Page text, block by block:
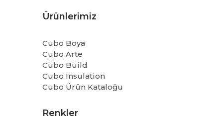
Ürünlerimiz
Cubo Boya
Cubo Arte
Cubo Build
Cubo Insulation
Cubo Ürün Kataloğu
Renkler